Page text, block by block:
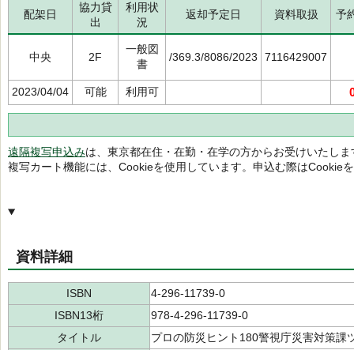
配架日
協力貸
出
利用状
況
返却予定日 資料取扱 予
中央 2F
一般図
書
/369.3/8086/2023 7116429007
2023/04/04 可能 利用可
遠隔複写申込みは、東京都在住・在勤・在学の方からお受けいたしま
複写カート機能には、Cookieを使用しています。申込む際はCookie
資料詳細
ISBN
4-296-11739-0
ISBN13桁
978-4-296-11739-0
タイトル
プロの防災ヒント180警視庁災害対策課